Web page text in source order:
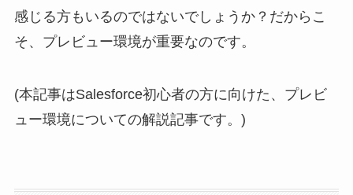
感じる方もいるのではないでしょうか？だからこ
そ、プレビュー環境が重要なのです。
(本記事はSalesforce初心者の方に向けた、プレビ
ュー環境についての解説記事です。)